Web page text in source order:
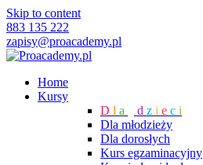
Skip to content
883 135 222
zapisy@proacademy.pl
Home
Kursy
D l a d z i e c i
Dla młodzieży
Dla dorosłych
Kurs egzaminacyjny